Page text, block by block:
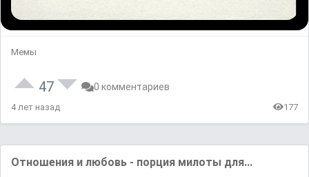
Мемы
47 0 комментариев
4 лет назад 177
Отношения и любовь - порция милоты для...